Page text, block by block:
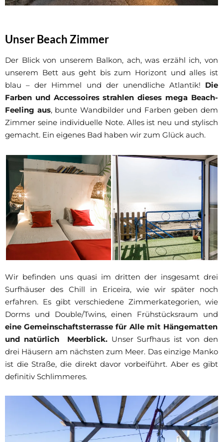
Unser Beach Zimmer
Der Blick von unserem Balkon, ach, was erzähl ich, von
unserem Bett aus geht bis zum Horizont und alles ist
blau – der Himmel und der unendliche Atlantik! Die
Farben und Accessoires strahlen dieses mega Beach-
Feeling aus, bunte Wandbilder und Farben geben dem
Zimmer seine individuelle Note. Alles ist neu und stylisch
gemacht. Ein eigenes Bad haben wir zum Glück auch.
Wir befinden uns quasi im dritten der insgesamt drei
Surfhäuser des Chill in Ericeira, wie wir später noch
erfahren. Es gibt verschiedene Zimmerkategorien, wie
Dorms und Double/Twins, einen Frühstücksraum und
eine Gemeinschaftsterrasse für Alle mit Hängematten
und natürlich Meerblick.Unser Surfhaus ist von den
drei Häusern am nächsten zum Meer. Das einzige Manko
ist die Straße, die direkt davor vorbeiführt. Aber es gibt
definitiv Schlimmeres.